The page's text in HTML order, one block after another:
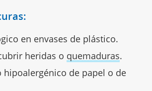
en envases de plástico.
heridas o quemaduras.
hipoalergénico de papel o de